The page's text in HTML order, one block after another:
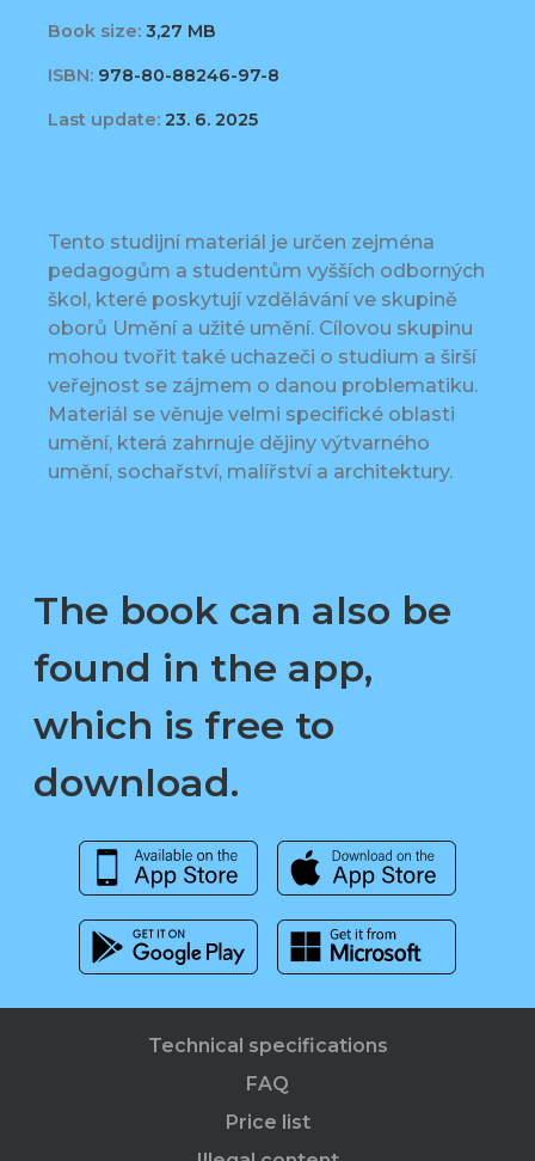
Book size: 3,27 MB
ISBN: 978-80-88246-97-8
Last update: 23. 6. 2025
Tento studijní materiál je určen zejména
pedagogům a studentům vyšších odborných
škol, které poskytují vzdělávání ve skupině
oborů Umění a užité umění. Cílovou skupinu
mohou tvořit také uchazeči o studium a širší
veřejnost se zájmem o danou problematiku.
Materiál se věnuje velmi specifické oblasti
umění, která zahrnuje dějiny výtvarného
umění, sochařství, malířství a architektury.
The book can also be
found in the app,
which is free to
download.
Technical specifications
FAQ
Price list